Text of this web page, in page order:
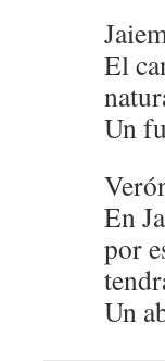
El
Un
En
por
Un